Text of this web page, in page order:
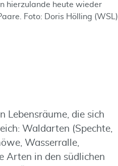
hierzulande heute wieder
Foto: Doris Hölling (WSL)
Lebensräume, die sich
Waldarten (Spechte,
Wasserralle,
Arten in den südlichen